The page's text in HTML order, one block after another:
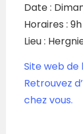
Date :
Horaires : 9h
Lieu :
Site web de
Retrouvez
chez vous.